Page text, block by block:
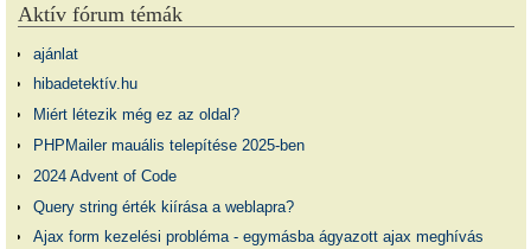
Aktív fórum témák
ajánlat
hibadetektív.hu
Miért létezik még ez az oldal?
PHPMailer mauális telepítése 2025-ben
2024 Advent of Code
Query string érték kiírása a weblapra?
Ajax form kezelési probléma - egymásba ágyazott ajax meghívás